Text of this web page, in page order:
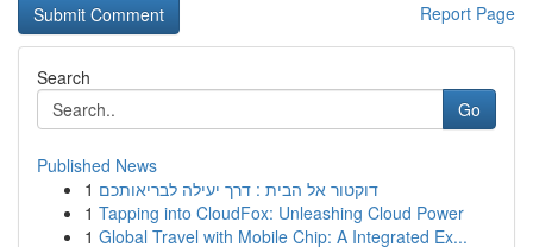
Report Page
Search
Go
Published News
1 דוקטור אל הבית : דרך יעילה לבריאותכם
1 Tapping into CloudFox: Unleashing Cloud Power
1 Global Travel with Mobile Chip: A Integrated Ex...